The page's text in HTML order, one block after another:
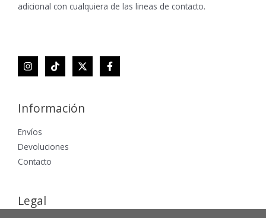
adicional con cualquiera de las lineas de contacto.
Información
Envíos
Devoluciones
Contacto
Legal